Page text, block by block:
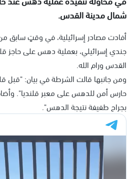
شمال مدينة القدس.
أفادت مصادر إسرائيلية، في وقتٍ سابق
جندي إسرائيلي، بعملية دهس على حاجز
القدس ورام الله.
ومن جانبها قالت الشرطة في بيان: "قبل
حارس أمن للدهس على معبر قلنديا".
بجراح طفيفة نتيجة الدهس".